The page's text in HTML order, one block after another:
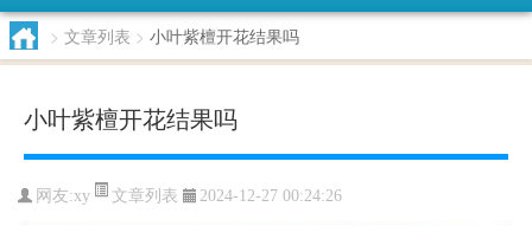
> 文章列表 > 小叶紫檀开花结果吗
小叶紫檀开花结果吗
网友:xy 文章列表 2024-12-27 00:24:26